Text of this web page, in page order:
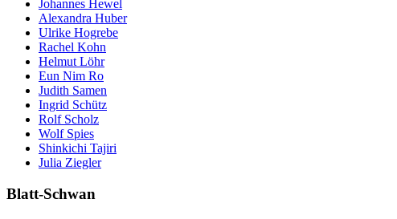
Johannes Hewel
Alexandra Huber
Ulrike Hogrebe
Rachel Kohn
Helmut Löhr
Eun Nim Ro
Judith Samen
Ingrid Schütz
Rolf Scholz
Wolf Spies
Shinkichi Tajiri
Julia Ziegler
Blatt-Schwan